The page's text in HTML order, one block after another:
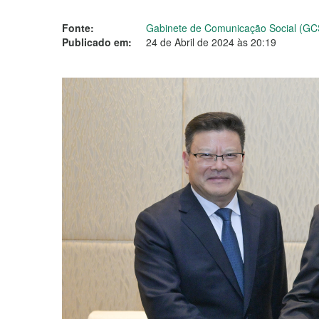
Fonte:
Gabinete de Comunicação Social
Publicado em:
24 de Abril de 2024 às 20:19